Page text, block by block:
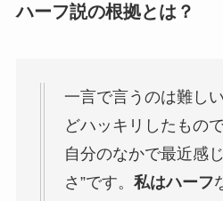
ハーフ説の根拠とは？
一言で言うのは難し
どハッキリしたもの
自分のなかで最近感
さ”です。 私はハーフ